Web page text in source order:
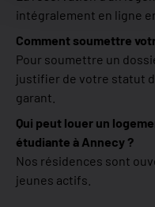
intégralement en ligne
Comment soumettre
Pour soumettre un
justifier de votre statut
garant.
Qui peut louer un
étudiante à Annecy ?
Nos résidences sont
jeunes actifs.